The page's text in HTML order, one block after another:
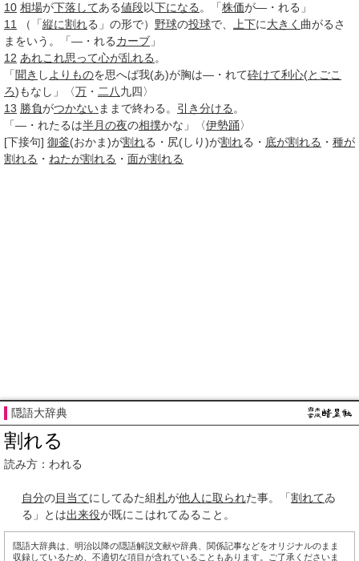
10 相場が下落してある値段以下になる 。「株価が―・れる」
11
（「縦に割れる」の形で） 野球の投球で、 上下に大きく 曲がるさ
まをいう。「―・れるカーブ 」
12 あれこれ思って心が乱れる 。
「聞き し よりものを思へば我(あ)が胸は―・れて砕けて利心(とごこ
ろ)もなし」〈万 ・ 二八九四〉
13 勝負がつかないままで終わる。 引き分ける 。
「―・れたるは半月の夜の相撲かな」〈伊勢踊〉
[下接句] 御釜(おかま)が割れる・尻(しり)が割れる・ 底が割れる ・ 種が
割れる ・ ねたが割れる ・ 面が割れる
隠語大辞典
割れる
読み方：われる
自分の目当てにしてゐた組札が他人に取られた事。「割れてゐ
る」とは出来役が既にこはれてゐること。
隠語大辞典は、明治以降の隠語解説文献や辞典、関係記事などをオリジナルのまま
収録しているため、不適切な項目が含れていることもあります。ご了承くださいま